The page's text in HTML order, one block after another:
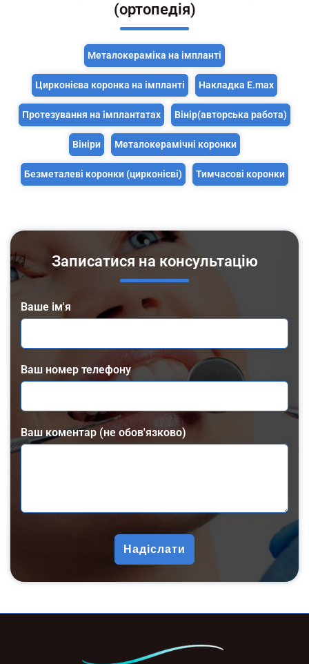
(ортопедія)
Металокераміка на імпланті
Цирконієва коронка на імпланті Накладка E.max
Протезування на імплантатах Вінір(авторська работа)
Вініри Металокерамічні коронки
Безметалеві коронки (цирконієві) Тимчасові коронки
Записатися на консультацію
Ваше ім'я
Ваш номер телефону
Ваш коментар (не обов'язково)